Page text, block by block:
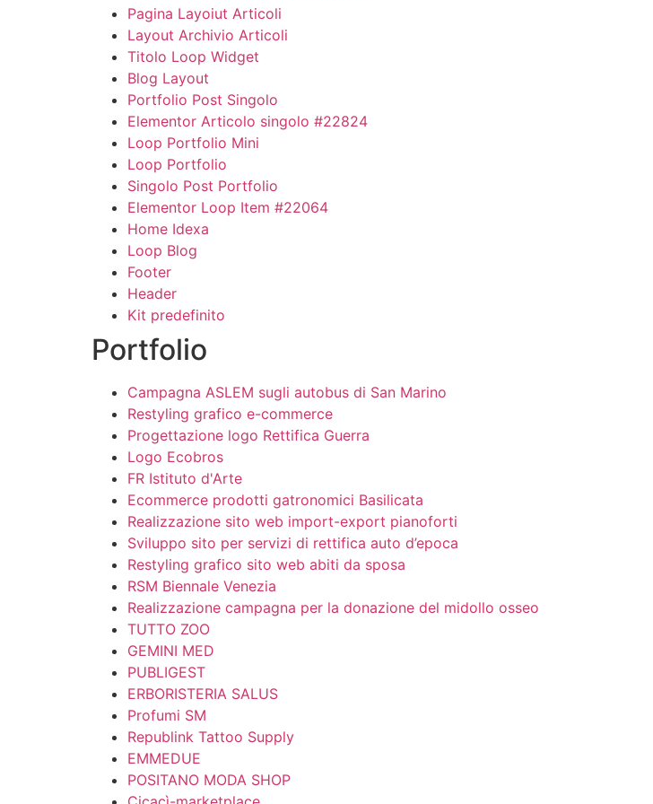
Pagina Layoiut Articoli
Layout Archivio Articoli
Titolo Loop Widget
Blog Layout
Portfolio Post Singolo
Elementor Articolo singolo #22824
Loop Portfolio Mini
Loop Portfolio
Singolo Post Portfolio
Elementor Loop Item #22064
Home Idexa
Loop Blog
Footer
Header
Kit predefinito
Portfolio
Campagna ASLEM sugli autobus di San Marino
Restyling grafico e-commerce
Progettazione logo Rettifica Guerra
Logo Ecobros
FR Istituto d'Arte
Ecommerce prodotti gatronomici Basilicata
Realizzazione sito web import-export pianoforti
Sviluppo sito per servizi di rettifica auto d’epoca
Restyling grafico sito web abiti da sposa
RSM Biennale Venezia
Realizzazione campagna per la donazione del midollo osseo
TUTTO ZOO
GEMINI MED
PUBLIGEST
ERBORISTERIA SALUS
Profumi SM
Republink Tattoo Supply
EMMEDUE
POSITANO MODA SHOP